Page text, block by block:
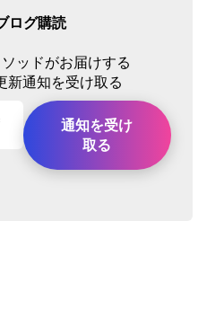
ログ購読
ッドがお届けする
新通知を受け取る